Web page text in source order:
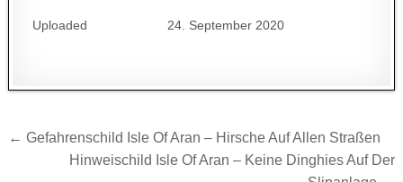
Uploaded 24. September 2020
Beitragsnavigation
← Gefahrenschild Isle Of Aran – Hirsche Auf Allen Straßen
Hinweischild Isle Of Aran – Keine Dinghies Auf Der